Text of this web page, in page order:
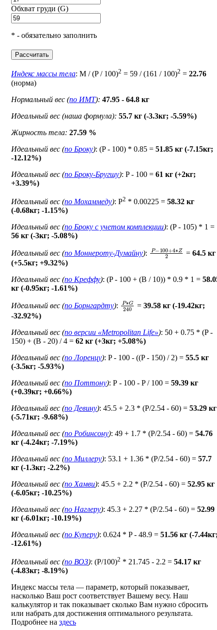
Обхват груди (G)
* - обязательно заполнить
Рассчитать
Индекс массы тела: M / (P / 100)2 = 59 / (161 / 100)2 = 22.76
(норма)
Нормальный вес (по ИМТ): 47.95 - 64.8 кг
Идеальный вес (наша формула): 55.7 кг (-3.3кг; -5.59%)
Жирность тела: 27.59 %
Идеальный вес (по Броку): (P - 100) * 0.85 = 51.85 кг (-7.15кг;
-12.12%)
Идеальный вес (по Броку-Бругшу): P - 100 = 61 кг (+2кг;
+3.39%)
Идеальный вес (по Мохаммеду): P2 * 0.00225 = 58.32 кг
(-0.68кг; -1.15%)
Идеальный вес (по Броку c учетом комплекции): (P - 105) * 1 =
56 кг (-3кг; -5.08%)
Идеальный вес (по Моннероту-Думайну): P− 100 +4∗ 2
=64.5 кг
(+5.5кг; +9.32%)
Идеальный вес (по Креффу): (P - 100 + (B / 10)) * 0.9 * 1 =
кг (-0.95кг; -1.61%)
Идеальный вес (по Борнгардту): P∗G 240
=39.58 кг (-19.42кг;
-32.92%)
Идеальный вес (по версии «Metropolitan Life»): 50 + 0.75 * (P -
150) + (B - 20) / 4 = 62 кг (+3кг; +5.08%)
Идеальный вес (по Лоренцу): P - 100 - ((P - 150) / 2) = 55.5 кг
(-3.5кг; -5.93%)
Идеальный вес (по Поттону): Р - 100 - P / 100 = 59.39 кг
(+0.39кг; +0.66%)
Идеальный вес (по Девину): 45.5 + 2.3 * (P/2.54 - 60) = 53.29 кг
(-5.71кг; -9.68%)
Идеальный вес (по Робинсону): 49 + 1.7 * (P/2.54 - 60) = 54.76
кг (-4.24кг; -7.19%)
Идеальный вес (по Миллеру): 53.1 + 1.36 * (P/2.54 - 60) = 57.7
кг (-1.3кг; -2.2%)
Идеальный вес (по Хамви): 45.5 + 2.2 * (P/2.54 - 60) = 52.95 кг
(-6.05кг; -10.25%)
Идеальный вес (по Наглеру): 45.3 + 2.27 * (P/2.54 - 60) = 52.99
кг (-6.01кг; -10.19%)
Идеальный вес (по Куперу): 0.624 * P - 48.9 = 51.56 кг (-
-12.61%)
Идеальный вес (по ВОЗ): (P/100)2 * 21.745 - 2.2 = 54.17 кг
(-4.83кг; -8.19%)
Индекс массы тела — параметр, который показывает,
насколько Ваш рост соответствует Вашему весу. Наш
калькулятор и так показывает сколько Вам нужно сбросить
или набрать для достижения оптимального результата.
Подробнее на здесь